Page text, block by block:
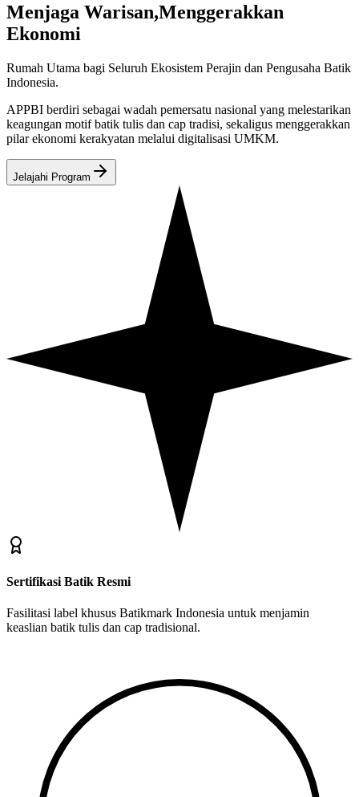
Menjaga Warisan,Menggerakkan
Ekonomi
Rumah Utama bagi Seluruh Ekosistem Perajin dan Pengusaha Batik
Indonesia.
APPBI berdiri sebagai wadah pemersatu nasional yang melestarikan
keagungan motif batik tulis dan cap tradisi, sekaligus menggerakkan
pilar ekonomi kerakyatan melalui digitalisasi UMKM.
Jelajahi Program
Sertifikasi Batik Resmi
Fasilitasi label khusus Batikmark Indonesia untuk menjamin
keaslian batik tulis dan cap tradisional.